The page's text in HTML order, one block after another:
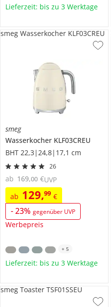
Lieferzeit: bis zu 3 Werktage
smeg
Wasserkocher KLF03CREU
BHT 22,3|24,8|17,1 cm
26
ab 129,99 €
-23% gegenüber UVP
Werbepreis
ab 169,00 €UVP
smeg Wasserkocher KLF03CREU
+ 5
Lieferzeit: bis zu 3 Werktage
smeg Toaster TSF01SSEU